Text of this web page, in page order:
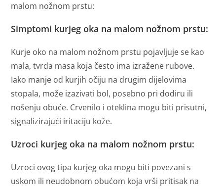
malom nožnom prstu:
Simptomi kurjeg oka na malom nožnom prstu:
Kurje oko na malom nožnom prstu pojavljuje se kao
mala, tvrda masa koja često ima izražene rubove.
Iako manje od kurjih očiju na drugim dijelovima
stopala, može izazivati bol, posebno pri dodiru ili
nošenju obuće. Crvenilo i oteklina mogu biti prisutni,
signalizirajući iritaciju kože.
Uzroci kurjeg oka na malom nožnom prstu:
Uzroci ovog tipa kurjeg oka mogu biti povezani s
uskom ili neudobnom obućom koja vrši pritisak na